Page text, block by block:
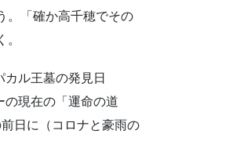
。「確か高千穂でその
ル王墓の発見日
の現在の「運命の道
日に（コロナと豪雨の